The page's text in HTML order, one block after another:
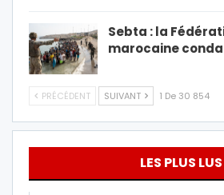
Sebta : la
marocaine
PRÉCÉDENT SUIVANT 1 De 30 854
LES PLUS LUS